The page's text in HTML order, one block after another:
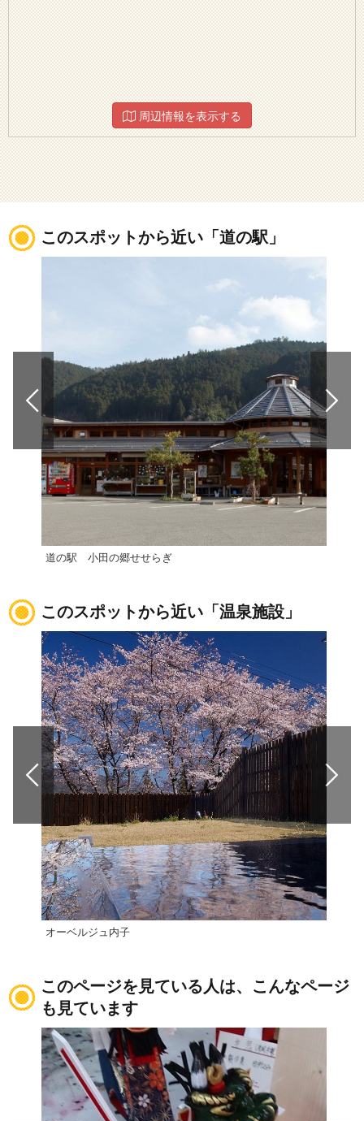
周辺情報を表示する
このスポットから近い「道の駅」
道の駅 小田の郷せせらぎ
このスポットから近い「温泉施設」
オーベルジュ内子
このページを見ている人は、こんなページ
も見ています